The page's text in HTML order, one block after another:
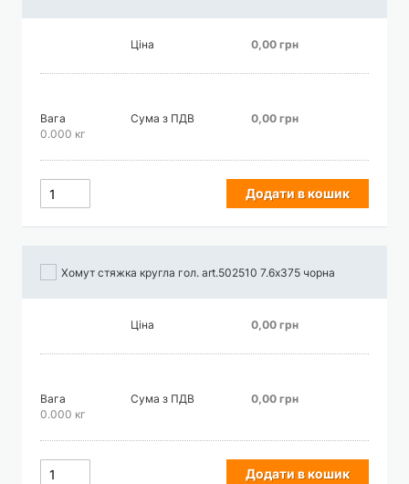
Ціна 0,00 грн
Вага
0.000 кг
Сума з ПДВ 0,00 грн
Додати в кошик
Хомут стяжка кругла гол. art.502510 7.6х375 чорна
Ціна 0,00 грн
Вага
0.000 кг
Сума з ПДВ 0,00 грн
Додати в кошик